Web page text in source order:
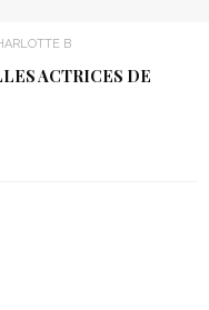
B
ACTRICES DE